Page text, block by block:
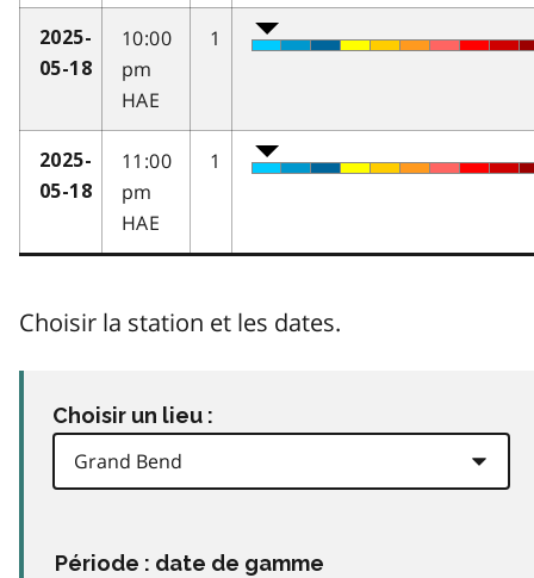
2025-
05-18
10:00
pm
HAE
1
2025-
05-18
11:00
pm
HAE
1
Choisir la station et les dates.
Choisir un lieu :
Période : date de gamme